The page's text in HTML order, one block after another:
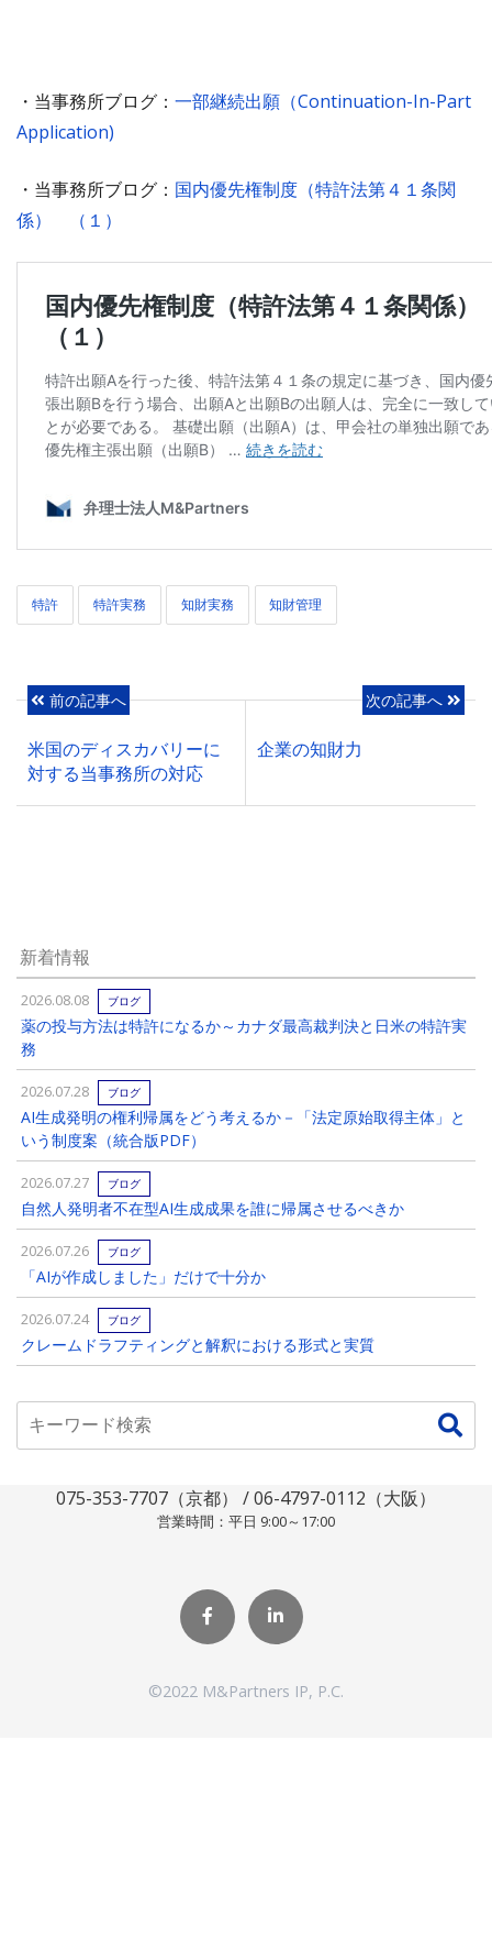
・当事務所ブログ： 一部継続出願（Continuation-In-Part
Application)
・当事務所ブログ： 国内優先権制度（特許法第４１条関
係） （１）
特許 特許実務 知財実務 知財管理
前の記事へ
米国のディスカバリーに
対する当事務所の対応
次の記事へ
企業の知財力
新着情報
2026.08.08 ブログ
薬の投与方法は特許になるか～カナダ最高裁判決と日米の特許実
務
2026.07.28 ブログ
AI生成発明の権利帰属をどう考えるか－「法定原始取得主体」と
いう制度案（統合版PDF）
2026.07.27 ブログ
自然人発明者不在型AI生成成果を誰に帰属させるべきか
2026.07.26 ブログ
「AIが作成しました」だけで十分か
2026.07.24 ブログ
クレームドラフティングと解釈における形式と実質
075-353-7707（京都） / 06-4797-0112（大阪）
営業時間：平日 9:00～17:00
©2022 M&Partners IP, P.C.